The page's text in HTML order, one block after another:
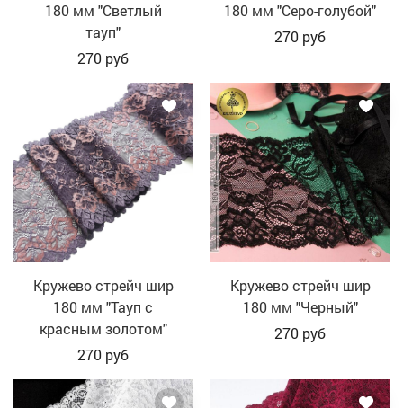
180 мм "Светлый
тауп"
270 руб
180 мм "Серо-голубой"
270 руб
Кружево стрейч шир
180 мм "Тауп с
красным золотом"
270 руб
Кружево стрейч шир
180 мм "Черный"
270 руб